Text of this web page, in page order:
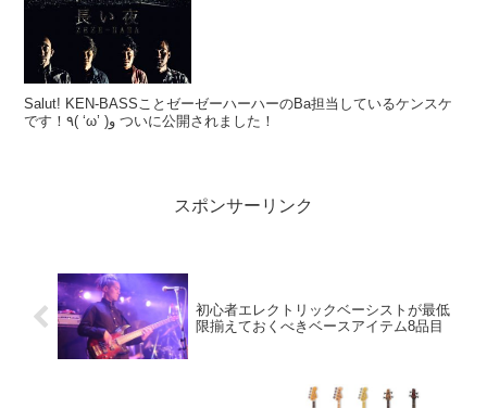
Salut! KEN-BASSことゼーゼーハーハーのBa担当しているケンスケ
です！٩( ‘ω’ )و ついに公開されました！
スポンサーリンク
初心者エレクトリックベーシストが最低
限揃えておくべきベースアイテム8品目